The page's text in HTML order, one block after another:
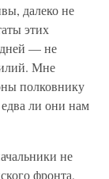
далеко не
этих
дней — не
Мне
полковнику
ли они нам
не
фронта,